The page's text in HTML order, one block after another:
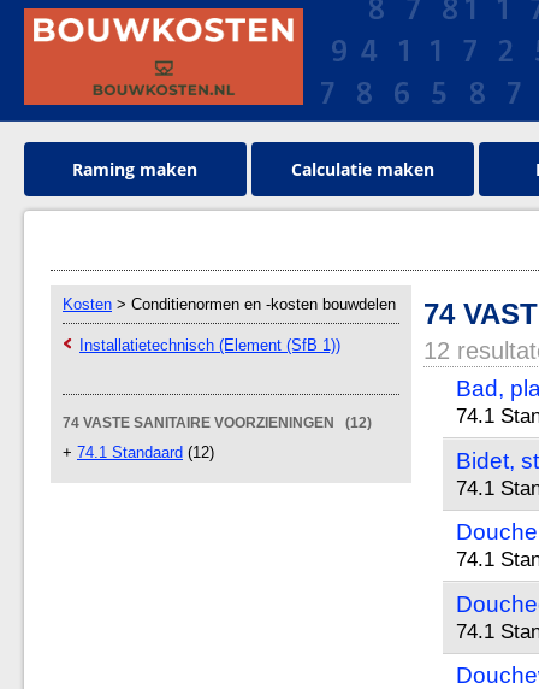
Raming maken Calculatie maken
Kosten > Conditienormen en -kosten bouwdelen
Installatietechnisch (Element (SfB 1))
74 VASTE SANITAIRE VOORZIENINGEN (12)
+ 74.1 Standaard (12)
74
12
Bad,
74.1
Bidet,
74.1
74.1
74.1